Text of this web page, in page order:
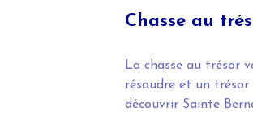
Chasse au
La chasse au trésor
résoudre et un
découvrir Sainte